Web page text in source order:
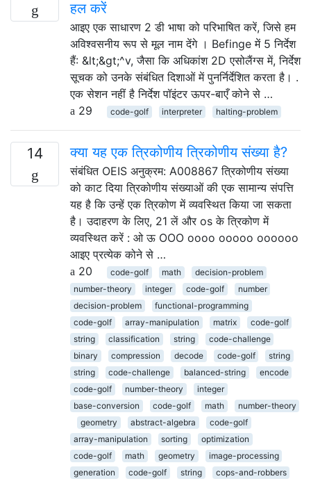
हल करें
आइए एक साधारण 2 डी भाषा को परिभाषित करें, जिसे हम
अविश्वसनीय रूप से मूल नाम देंगे । Befinge में 5 निर्देश
हैं: &lt;&gt;^v, जैसा कि अधिकांश 2D एसोलैंग्स में, निर्देश
सूचक को उनके संबंधित दिशाओं में पुनर्निर्देशित करता है। .
एक सेशन नहीं है निर्देश पॉइंटर ऊपर-बाएँ कोने से …
29
code-golf interpreter halting-problem
14 क्या यह एक त्रिकोणीय त्रिकोणीय संख्या है?
संबंधित OEIS अनुक्रम: A008867 त्रिकोणीय संख्या
को काट दिया त्रिकोणीय संख्याओं की एक सामान्य संपत्ति
यह है कि उन्हें एक त्रिकोण में व्यवस्थित किया जा सकता
है। उदाहरण के लिए, 21 लें और os के त्रिकोण में
व्यवस्थित करें : ओ ऊ OOO oooo ooooo oooooo
आइए प्रत्येक कोने से …
20
code-golf math
decision-problem
number-theory
integer code-golf
number
decision-problem
functional-programming
code-golf
array-manipulation matrix
code-golf
string
classification string
code-challenge
binary
compression decode code-golf
string
string
code-challenge balanced-string
encode
code-golf
number-theory
integer
base-conversion
code-golf math
number-theory
geometry
abstract-algebra
code-golf
array-manipulation
sorting
optimization
code-golf
math geometry
image-processing
generation
code-golf string cops-and-robbers